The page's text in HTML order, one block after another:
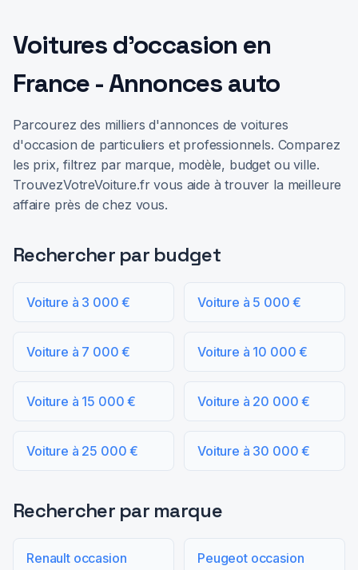
Voitures d'occasion en
France - Annonces auto
Parcourez des milliers d'annonces de voitures
d'occasion de particuliers et professionnels. Comparez
les prix, filtrez par marque, modèle, budget ou ville.
TrouvezVotreVoiture.fr vous aide à trouver la meilleure
affaire près de chez vous.
Rechercher par budget
Voiture à 3 000 € Voiture à 5 000 €
Voiture à 7 000 € Voiture à 10 000 €
Voiture à 15 000 € Voiture à 20 000 €
Voiture à 25 000 € Voiture à 30 000 €
Rechercher par marque
Renault occasion Peugeot occasion